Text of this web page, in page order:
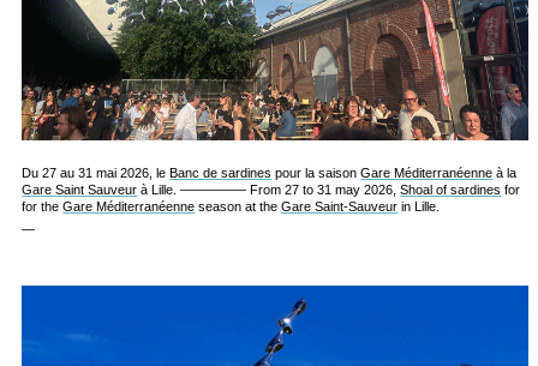
Du 27 au 31 mai 2026, leBanc de sardines pour la saisonGare Méditerranéenne à la
Gare Saint Sauveur à Lille. ————— From 27 to 31 may 2026,Shoal of sardines for
for theGare Méditerranéenne season at theGare Saint-Sauveur in Lille.
—